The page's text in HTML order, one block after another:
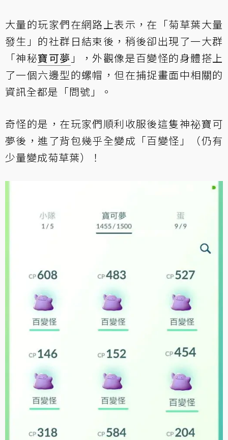
大量的玩家們在網路上表示，在「菊草葉大量
發生」的社群日結束後，稍後卻出現了一大群
「神秘寶可夢 」，外觀像是百變怪的身體搭上
了一個六邊型的螺帽，但在捕捉畫面中相關的
資訊全都是「問號」。
奇怪的是，在玩家們順利收服後這隻神祕寶可
夢後，進了背包幾乎全變成「百變怪」（仍有
少量變成菊草葉）！